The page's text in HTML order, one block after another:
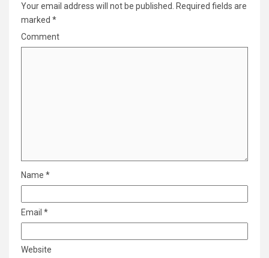
Your email address will not be published.
Required fields are
marked *
Comment
Name *
Email *
Website